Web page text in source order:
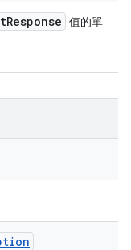
Response 值的單